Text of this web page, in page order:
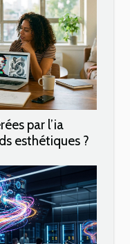
par l’ia
esthétiques ?